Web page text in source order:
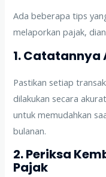
Ada beberapa tips
melaporkan pajak,
1. Catatannya
Pastikan setiap
dilakukan secara
untuk memudahkan
bulanan.
2. Periksa
Pajak